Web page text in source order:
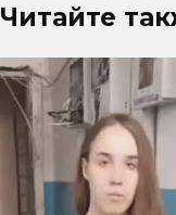
Читайте